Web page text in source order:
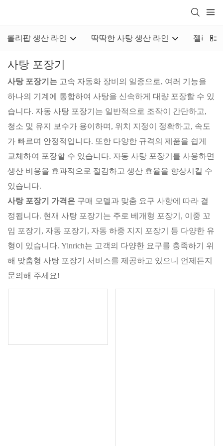
롤리팝 생산 라인 딱딱한 사탕 생산 라인 젤리 캔
사탕 포장기
사탕 포장기는 고속 자동화 장비의 일종으로, 여러 기능을
하나의 기계에 통합하여 사탕을 신속하게 대량 포장할 수 있
습니다. 자동 사탕 포장기는 일반적으로 조작이 간단하고,
청소 및 유지 보수가 용이하며, 위치 지정이 정확하고, 속도
가 빠르며 안정적입니다. 또한 다양한 규격의 제품을 쉽게
교체하여 포장할 수 있습니다. 자동 사탕 포장기를 사용하면
생산 비용을 효과적으로 절감하고 생산 효율을 향상시킬 수
있습니다.
사탕 포장기 가격은 구매 모델과 맞춤 요구 사항에 따라 결
정됩니다. 현재 사탕 포장기는 주로 베개형 포장기, 이중 꼬
임 포장기, 자동 포장기, 자동 하중 지지 포장기 등 다양한 유
형이 있습니다. Yinrich는 고객의 다양한 요구를 충족하기 위
해 맞춤형 사탕 포장기 서비스를 제공하고 있으니 언제든지
문의해 주세요!